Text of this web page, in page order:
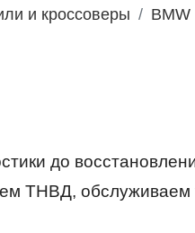
и кроссоверы BMW
до
ТНВД, обслуживаем